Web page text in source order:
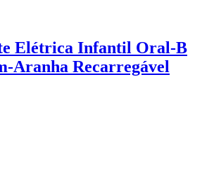
Elétrica Infantil Oral-B
Aranha Recarregável